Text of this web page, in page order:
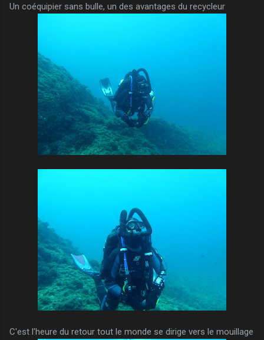
Un coéquipier sans bulle, un des avantages du recycleur
C'est l'heure du retour tout le monde se dirige vers le mouillage